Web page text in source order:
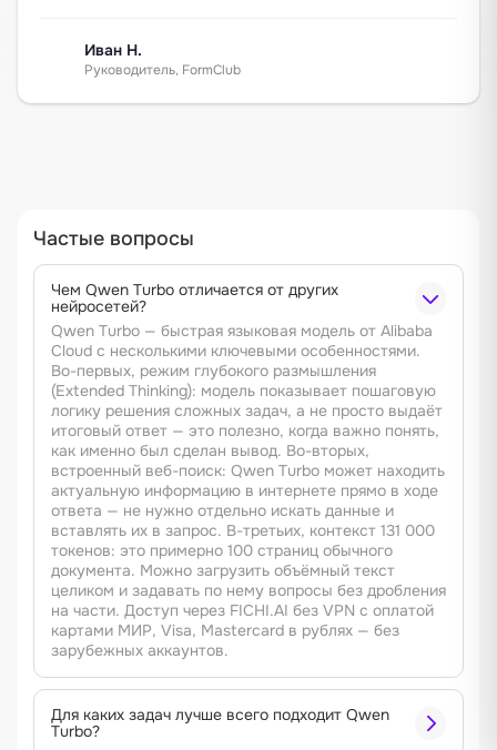
Иван Н.
Руководитель, FormClub
Частые вопросы
Чем Qwen Turbo отличается от других
нейросетей?
Qwen Turbo — быстрая языковая модель от Alibaba
Cloud с несколькими ключевыми особенностями.
Во-первых, режим глубокого размышления
(Extended Thinking): модель показывает пошаговую
логику решения сложных задач, а не просто выдаёт
итоговый ответ — это полезно, когда важно понять,
как именно был сделан вывод. Во-вторых,
встроенный веб-поиск: Qwen Turbo может находить
актуальную информацию в интернете прямо в ходе
ответа — не нужно отдельно искать данные и
вставлять их в запрос. В-третьих, контекст 131 000
токенов: это примерно 100 страниц обычного
документа. Можно загрузить объёмный текст
целиком и задавать по нему вопросы без дробления
на части. Доступ через FICHI.AI без VPN с оплатой
картами МИР, Visa, Mastercard в рублях — без
зарубежных аккаунтов.
Для каких задач лучше всего подходит Qwen
Turbo?